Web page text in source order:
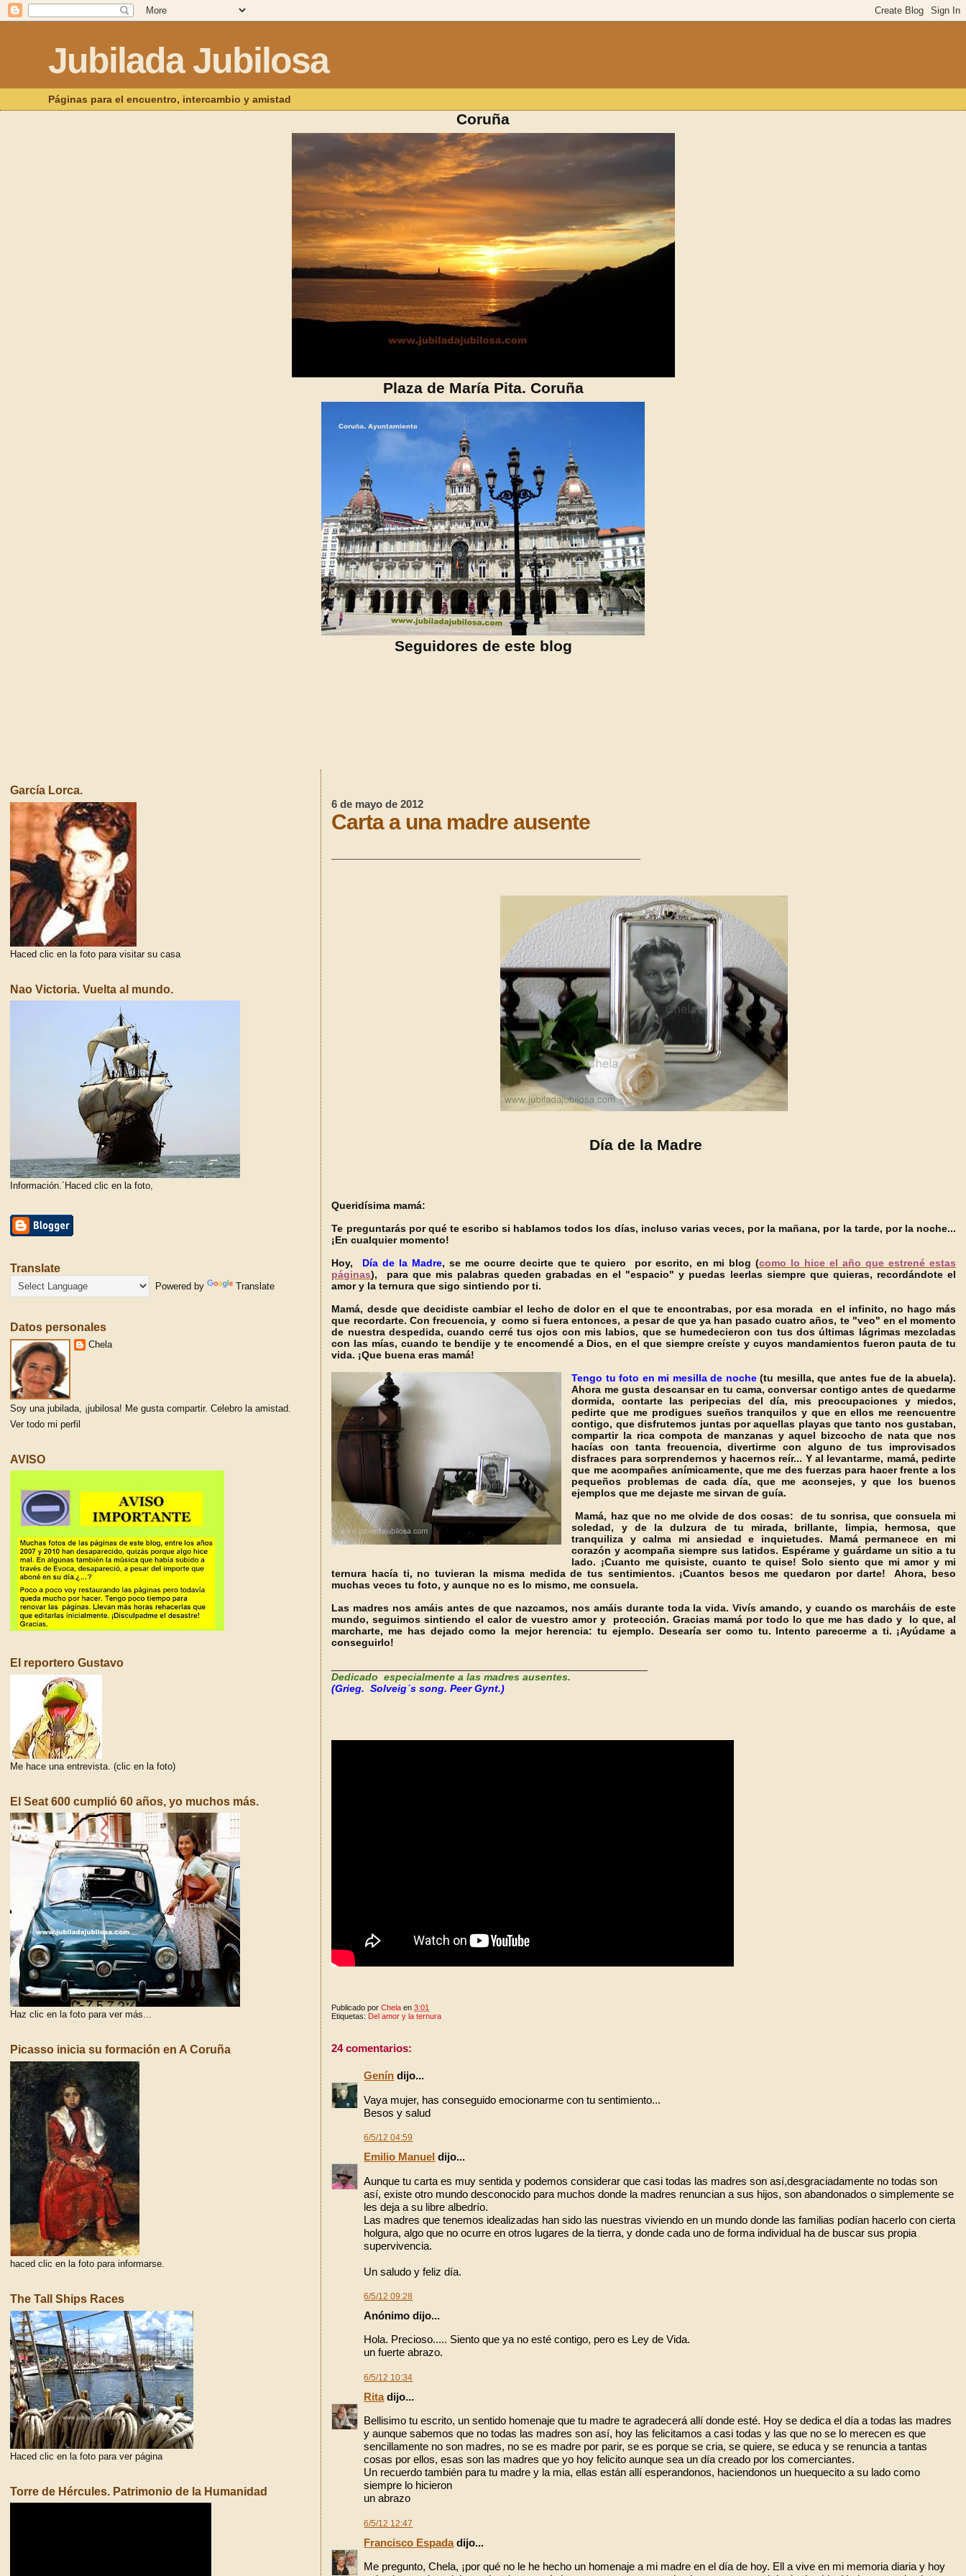
Jubilada Jubilosa
Páginas para el encuentro, intercambio y amistad
Coruña
Plaza de María Pita. Coruña
Seguidores de este blog
6 de mayo de 2012
Carta a una madre ausente
Día de la Madre
Queridísima mamá:
Te preguntarás por qué te escribo si hablamos todos los días, incluso varias veces, por la mañana, por la tarde, por la noche...
¡En cualquier momento!
Hoy, Día de la Madre, se me ocurre decirte que te quiero por escrito, en mi blog (como lo hice el año que estrené estas
páginas), para que mis palabras queden grabadas en el "espacio" y puedas leerlas siempre que quieras, recordándote el
amor y la ternura que sigo sintiendo por ti.
Mamá, desde que decidiste cambiar el lecho de dolor en el que te encontrabas, por esa morada en el infinito, no hago más
que recordarte. Con frecuencia, y como si fuera entonces, a pesar de que ya han pasado cuatro años, te "veo" en el momento
de nuestra despedida, cuando cerré tus ojos con mis labios, que se humedecieron con tus dos últimas lágrimas mezcladas
con las mías, cuando te bendije y te encomendé a Dios, en el que siempre creíste y cuyos mandamientos fueron pauta de tu
vida. ¡Que buena eras mamá!
Tengo tu foto en mi mesilla de noche(tu mesilla, que antes fue de la abuela).
Ahora me gusta descansar en tu cama, conversar contigo antes de quedarme
dormida, contarte las peripecias del día, mis preocupaciones y miedos,
pedirte que me prodigues sueños tranquilos y que en ellos me reencuentre
contigo, que disfrutemos juntas por aquellas playas que tanto nos gustaban,
compartir la rica compota de manzanas y aquel bizcocho de nata que nos
hacías con tanta frecuencia, divertirme con alguno de tus improvisados
disfraces para sorprendernos y hacernos reír... Y al levantarme, mamá, pedirte
que me acompañes anímicamente, que me des fuerzas para hacer frente a los
pequeños problemas de cada día, que me aconsejes, y que los buenos
ejemplos que me dejaste me sirvan de guía.
Mamá, haz que no me olvide de dos cosas: de tu sonrisa, que consuela mi
soledad, y de la dulzura de tu mirada, brillante, limpia, hermosa, que
tranquiliza y calma mi ansiedad e inquietudes. Mamá permanece en mi
corazón y acompaña siempre sus latidos. Espérame y guárdame un sitio a tu
lado. ¡Cuanto me quisiste, cuanto te quise! Solo siento que mi amor y mi
ternura hacía ti, no tuvieran la misma medida de tus sentimientos. ¡Cuantos besos me quedaron por darte! Ahora, beso
muchas veces tu foto, y aunque no es lo mismo, me consuela.
Las madres nos amáis antes de que nazcamos, nos amáis durante toda la vida. Vivís amando, y cuando os marcháis de este
mundo, seguimos sintiendo el calor de vuestro amor y protección. Gracias mamá por todo lo que me has dado y lo que, al
marcharte, me has dejado como la mejor herencia: tu ejemplo. Desearía ser como tu. Intento parecerme a ti. ¡Ayúdame a
conseguirlo!
Dedicado especialmente a las madres ausentes.
(Grieg. Solveig´s song. Peer Gynt.)
Publicado porChela en3:01
Etiquetas: Del amor y la ternura
24 comentarios:
Genín dijo...
Vaya mujer, has conseguido emocionarme con tu sentimiento...
Besos y salud
6/5/12 04:59
Emilio Manuel dijo...
Aunque tu carta es muy sentida y podemos considerar que casi todas las madres son así,desgraciadamente no todas son
así, existe otro mundo desconocido para muchos donde la madres renuncian a sus hijos, son abandonados o simplemente se
les deja a su libre albedrío.
Las madres que tenemos idealizadas han sido las nuestras viviendo en un mundo donde las familias podían hacerlo con cierta
holgura, algo que no ocurre en otros lugares de la tierra, y donde cada uno de forma individual ha de buscar sus propia
supervivencia.
Un saludo y feliz día.
6/5/12 09:28
Anónimo dijo...
Hola. Precioso..... Siento que ya no esté contigo, pero es Ley de Vida.
un fuerte abrazo.
6/5/12 10:34
Ritadijo...
Bellisimo tu escrito, un sentido homenaje que tu madre te agradecerá allí donde esté. Hoy se dedica el día a todas las madres
y aunque sabemos que no todas las madres son así, hoy las felicitamos a casi todas y las que no se lo merecen es que
sencillamente no son madres, no se es madre por parir, se es porque se cria, se quiere, se educa y se renuncia a tantas
cosas por ellos, esas son las madres que yo hoy felicito aunque sea un día creado por los comerciantes.
Un recuerdo también para tu madre y la mia, ellas están allí esperandonos, haciendonos un huequecito a su lado como
siempre lo hicieron
un abrazo
6/5/12 12:47
Francisco Espadadijo...
Me pregunto, Chela, ¡por qué no le he hecho un homenaje a mi madre en el día de hoy. Ell a vive en mi memoria diaria y hoy
García Lorca.
Haced clic en la foto para visitar su casa
Nao Victoria. Vuelta al mundo.
Información.´Haced clic en la foto,
Translate
Powered by Translate
Datos personales
Chela
Soy una jubilada, ¡jubilosa! Me gusta compartir. Celebro la amistad.
Ver todo mi perfil
AVISO
El reportero Gustavo
Me hace una entrevista. (clic en la foto)
El Seat 600 cumplió 60 años, yo muchos más.
Haz clic en la foto para ver más...
Picasso inicia su formación en A Coruña
haced clic en la foto para informarse.
The Tall Ships Races
Haced clic en la foto para ver página
Torre de Hércules. Patrimonio de la Humanidad